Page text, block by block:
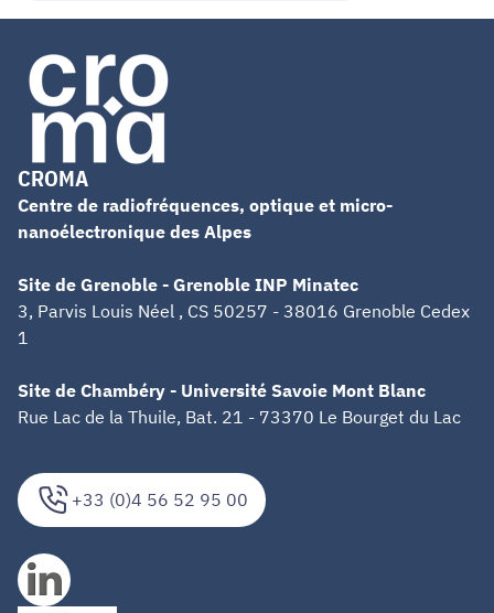
+33 (0)4 56 52 95 00
CROMA
Centre de radiofréquences, optique et micro-
nanoélectronique des Alpes
Site de Grenoble - Grenoble INP Minatec
3, Parvis Louis Néel , CS 50257 - 38016 Grenoble Cedex
1
Site de Chambéry - Université Savoie Mont Blanc
Rue Lac de la Thuile, Bat. 21 - 73370 Le Bourget du Lac